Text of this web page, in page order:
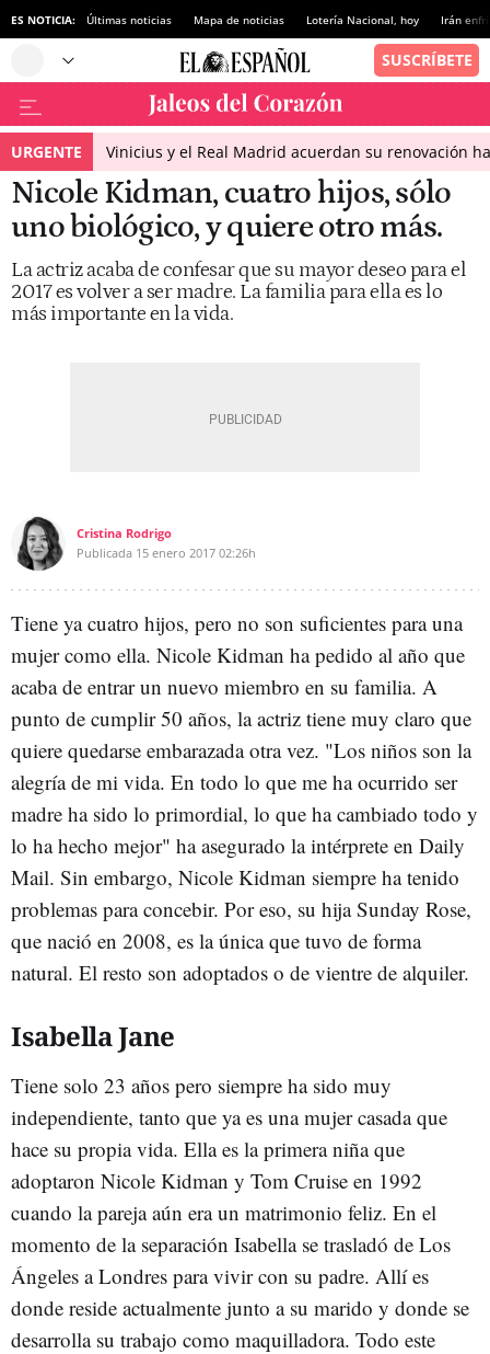
ES NOTICIA: Últimas noticias Mapa de noticias Lotería Nacional, hoy Irán
URGENTE Vinicius y el Real Madrid acuerdan su renovación
Nicole Kidman, cuatro hijos, sólo
uno biológico, y quiere otro más.
La actriz acaba de confesar que su mayor deseo para el
2017 es volver a ser madre. La familia para ella es lo
más importante en la vida.
Cristina Rodrigo
Publicada 15 enero 2017 02:26h
Tiene ya cuatro hijos, pero no son suficientes para una
mujer como ella. Nicole Kidman ha pedido al año que
acaba de entrar un nuevo miembro en su familia. A
punto de cumplir 50 años, la actriz tiene muy claro que
quiere quedarse embarazada otra vez. "Los niños son la
alegría de mi vida. En todo lo que me ha ocurrido ser
madre ha sido lo primordial, lo que ha cambiado todo y
lo ha hecho mejor" ha asegurado la intérprete en Daily
Mail. Sin embargo, Nicole Kidman siempre ha tenido
problemas para concebir. Por eso, su hija Sunday Rose,
que nació en 2008, es la única que tuvo de forma
natural. El resto son adoptados o de vientre de alquiler.
Isabella Jane
Tiene solo 23 años pero siempre ha sido muy
independiente, tanto que ya es una mujer casada que
hace su propia vida. Ella es la primera niña que
adoptaron Nicole Kidman y Tom Cruise en 1992
cuando la pareja aún era un matrimonio feliz. En el
momento de la separación Isabella se trasladó de Los
Ángeles a Londres para vivir con su padre. Allí es
donde reside actualmente junto a su marido y donde se
desarrolla su trabajo como maquilladora. Todo este